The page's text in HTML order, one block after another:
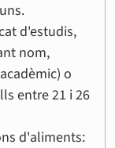
d'estudis,
nom,
o
entre 21 i 26
d'aliments: